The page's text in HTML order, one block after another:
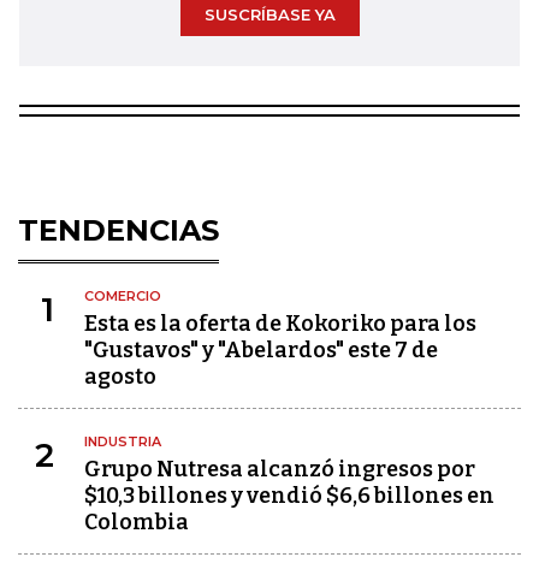
SUSCRÍBASE YA
TENDENCIAS
1 COMERCIO
Esta es la oferta de Kokoriko para los
"Gustavos" y "Abelardos" este 7 de
agosto
2 INDUSTRIA
Grupo Nutresa alcanzó ingresos por
$10,3 billones y vendió $6,6 billones en
Colombia